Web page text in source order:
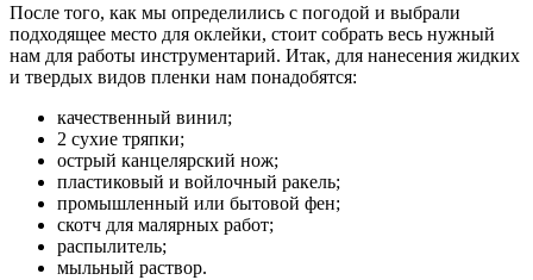
После того, как мы определились с погодой и выбрали
подходящее место для оклейки, стоит собрать весь нужный
нам для работы инструментарий. Итак, для нанесения жидких
и твердых видов пленки нам понадобятся:
качественный винил;
2 сухие тряпки;
острый канцелярский нож;
пластиковый и войлочный ракель;
промышленный или бытовой фен;
скотч для малярных работ;
распылитель;
мыльный раствор.